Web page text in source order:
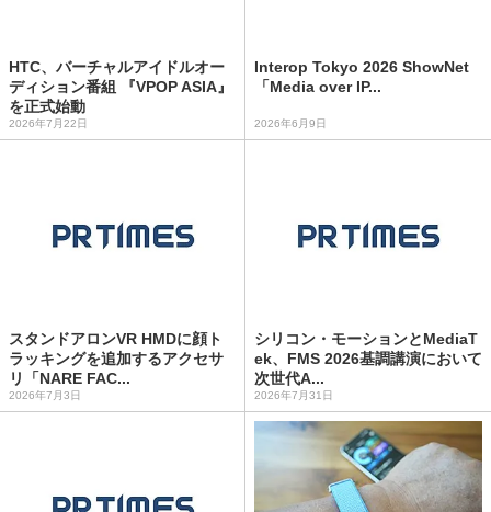
HTC、バーチャルアイドルオー
ディション番組 『VPOP ASIA』
を正式始動
2026年7月22日
Interop Tokyo 2026 ShowNet
「Media over IP...
2026年6月9日
スタンドアロンVR HMDに顔ト
ラッキングを追加するアクセサ
リ「NARE FAC...
2026年7月3日
シリコン・モーションとMediaT
ek、FMS 2026基調講演において
次世代A...
2026年7月31日